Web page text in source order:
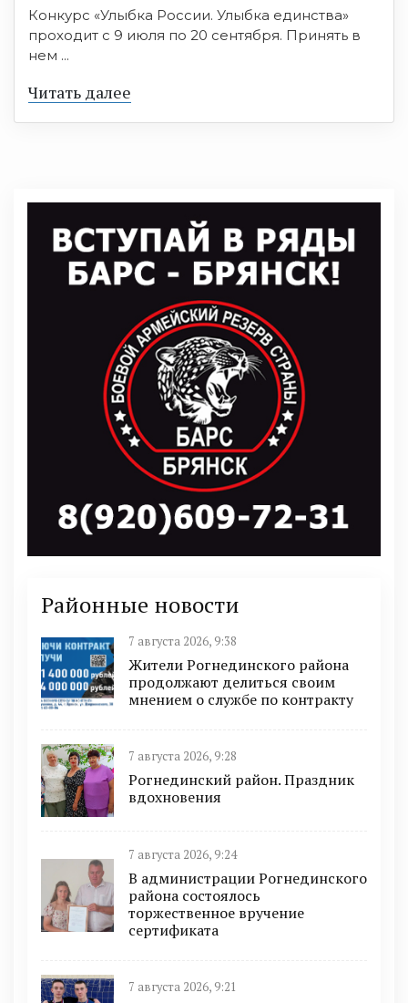
Конкурс «Улыбка России. Улыбка единства»
проходит с 9 июля по 20 сентября. Принять в
нем ...
Читать далее
Районные новости
7 августа 2026, 9:38
Жители Рогнединского района
продолжают делиться своим
мнением о службе по контракту
7 августа 2026, 9:28
Рогнединский район. Праздник
вдохновения
7 августа 2026, 9:24
В администрации Рогнединского
района состоялось
торжественное вручение
сертификата
7 августа 2026, 9:21